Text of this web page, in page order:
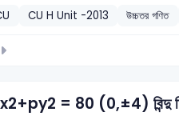
CU H Unit -2013 উচ্চতর গণিত
= 80 (0,±4) বিন্দু দিয়ে